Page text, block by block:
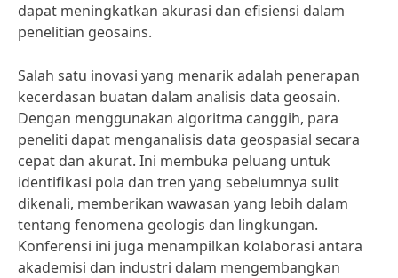
dapat meningkatkan akurasi dan efisiensi dalam
penelitian geosains.
Salah satu inovasi yang menarik adalah penerapan
kecerdasan buatan dalam analisis data geosain.
Dengan menggunakan algoritma canggih, para
peneliti dapat menganalisis data geospasial secara
cepat dan akurat. Ini membuka peluang untuk
identifikasi pola dan tren yang sebelumnya sulit
dikenali, memberikan wawasan yang lebih dalam
tentang fenomena geologis dan lingkungan.
Konferensi ini juga menampilkan kolaborasi antara
akademisi dan industri dalam mengembangkan